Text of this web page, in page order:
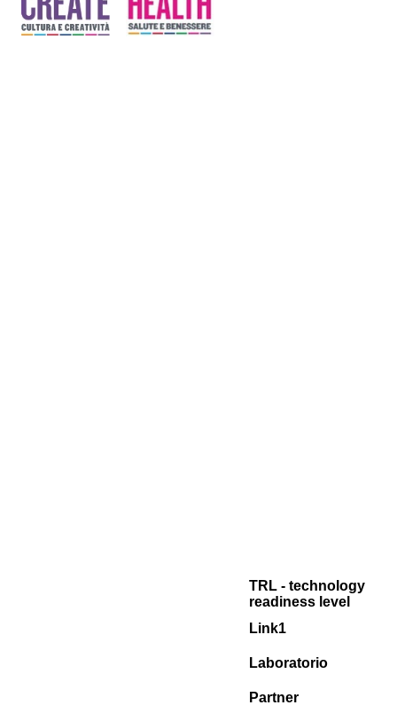
TRL - technology
readiness level
Link1
Laboratorio
Partner